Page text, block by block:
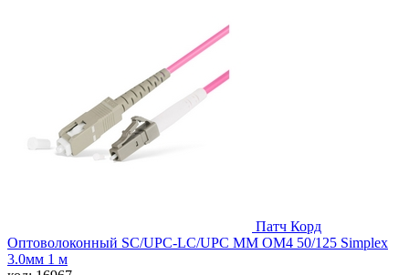
Патч Корд
Оптоволоконный SC/UPC-LC/UPC MM OM4 50/125 Simplex
3.0мм 1 м